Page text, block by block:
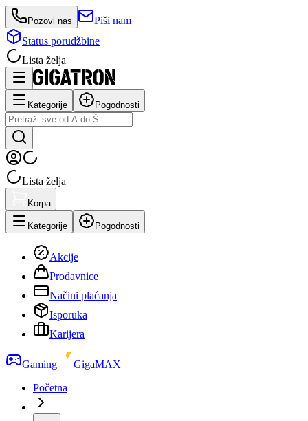
Pozovi nas
Piši nam
Status porudžbine
Lista želja
Kategorije Pogodnosti
Lista želja
Korpa
Kategorije Pogodnosti
Akcije
Prodavnice
Načini plaćanja
Isporuka
Karijera
Gaming
GigaMAX
Početna